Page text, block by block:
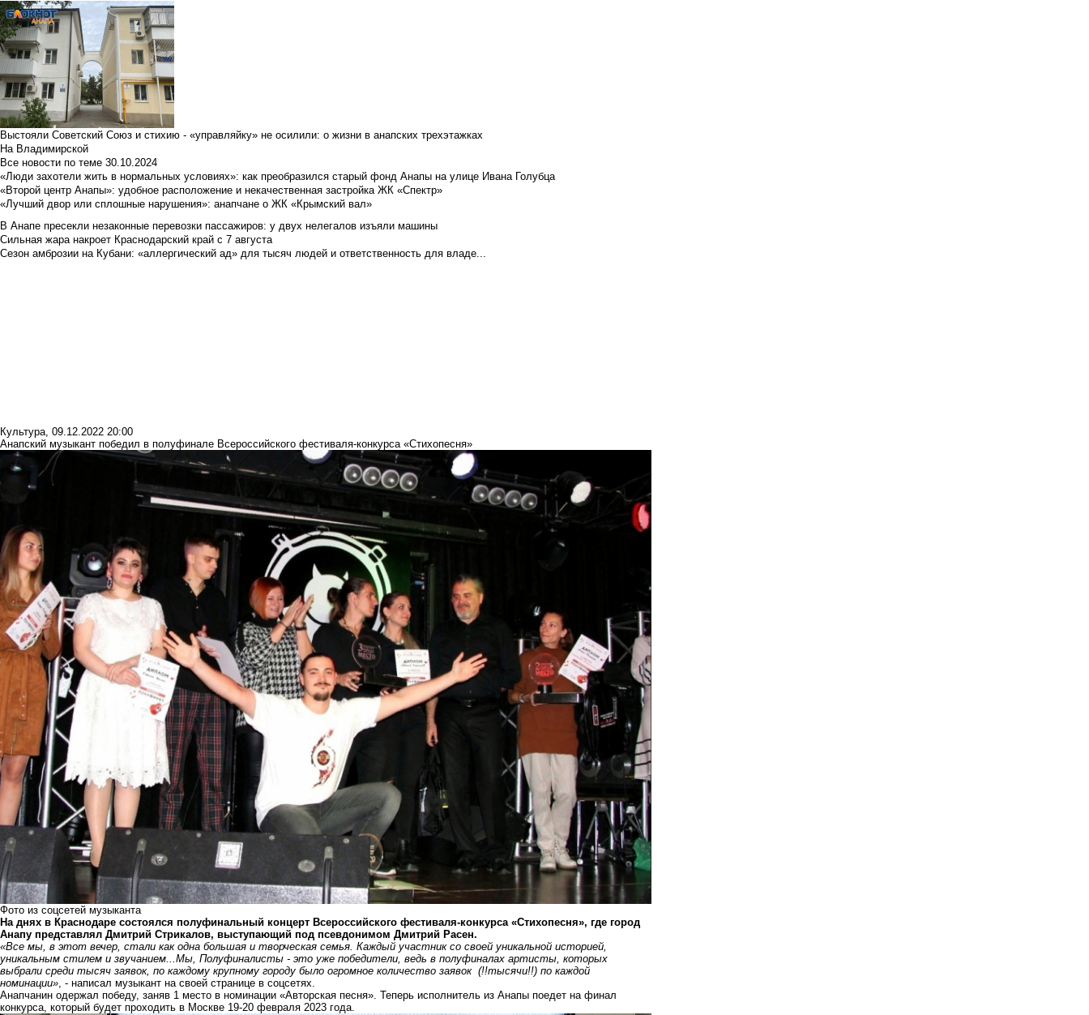
Выстояли Советский Союз и стихию - «управляйку» не осилили: о жизни в анапских трехэтажках
На Владимирской
Все новости по теме 30.10.2024
«Люди захотели жить в нормальных условиях»: как преобразился старый фонд Анапы на улице Ивана Голубца
«Второй центр Анапы»: удобное расположение и некачественная застройка ЖК «Спектр»
«Лучший двор или сплошные нарушения»: анапчане о ЖК «Крымский вал»
В Анапе пресекли незаконные перевозки пассажиров: у двух нелегалов изъяли машины
Сильная жара накроет Краснодарский край с 7 августа
Сезон амброзии на Кубани: «аллергический ад» для тысяч людей и ответственность для владе...
Культура, 09.12.2022 20:00
Анапский музыкант победил в полуфинале Всероссийского фестиваля-конкурса «Стихопесня»
Фото из соцсетей музыканта
На днях в Краснодаре состоялся полуфинальный концерт Всероссийского фестиваля-конкурса «Стихопесня», где город
Анапу представлял Дмитрий Стрикалов, выступающий под псевдонимом Дмитрий Расен.
«Все мы, в этот вечер, стали как одна большая и творческая семья. Каждый участник со своей уникальной историей,
уникальным стилем и звучанием...Мы, Полуфиналисты - это уже победители, ведь в полуфиналах артисты, которых
выбрали среди тысяч заявок, по каждому крупному городу было огромное количество заявок ️ (!!тысячи!!)️ по каждой
номинации», - написал музыкант на своей странице в соцсетях.
Анапчанин одержал победу, заняв 1 место в номинации «Авторская песня». Теперь исполнитель из Анапы поедет на финал
конкурса, который будет проходить в Москве 19-20 февраля 2023 года.